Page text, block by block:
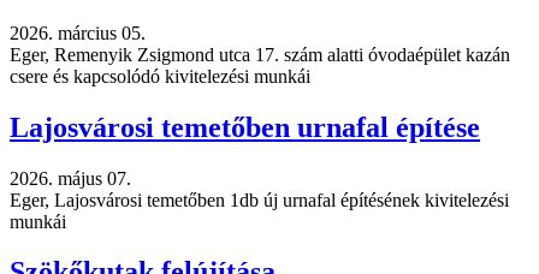
2026. március 05.
Eger, Remenyik Zsigmond utca 17. szám alatti óvodaépület kazán
csere és kapcsolódó kivitelezési munkái
Lajosvárosi temetőben urnafal építése
2026. május 07.
Eger, Lajosvárosi temetőben 1db új urnafal építésének kivitelezési
munkái